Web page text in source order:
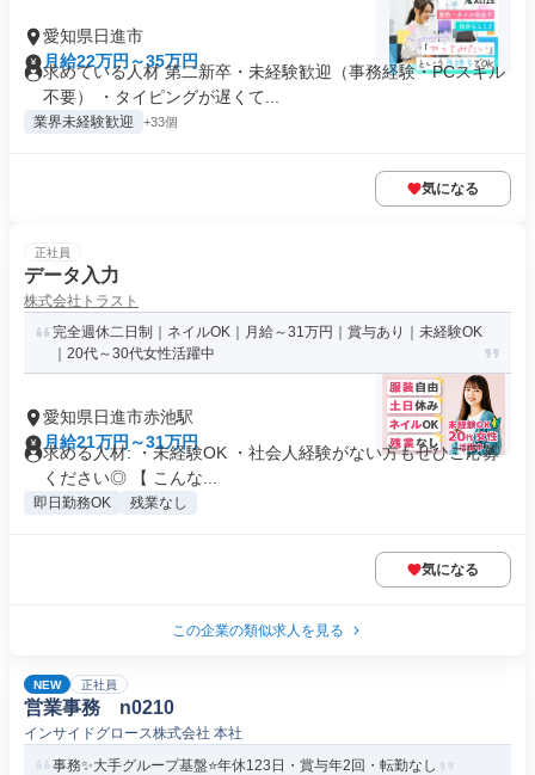
愛知県日進市
月給22万円～35万円
求めている人材 第二新卒・未経験歓迎（事務経験・PCスキル
不要） ・タイピングが遅くて...
業界未経験歓迎 +33個
気になる
正社員
データ入力
株式会社トラスト
完全週休二日制｜ネイルOK｜月給～31万円｜賞与あり｜未経験OK
｜20代～30代女性活躍中
愛知県日進市赤池駅
月給21万円～31万円
求める人材: ・未経験OK ・社会人経験がない方もぜひご応募
ください◎ 【 こんな...
即日勤務OK 残業なし
気になる
この企業の類似求人を見る
NEW 正社員
営業事務 n0210
インサイドグロース株式会社 本社
事務✨大手グループ基盤⭐️年休123日・賞与年2回・転勤なし